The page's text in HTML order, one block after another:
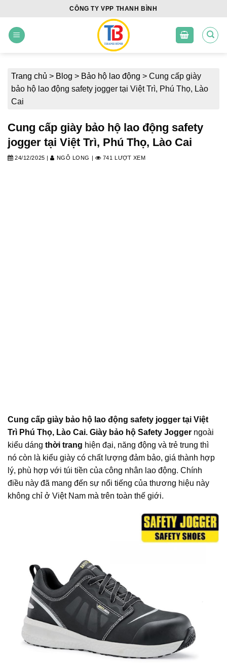
content
CÔNG TY VPP THANH BÌNH
Trang chủ > Blog > Bảo hộ lao động > Cung cấp giày
bảo hộ lao động safety jogger tại Việt Trì, Phú Thọ, Lào
Cai
Cung cấp giày bảo hộ lao động safety
jogger tại Việt Trì, Phú Thọ, Lào Cai
24/12/2025 | NGÔ LONG | 741 LƯỢT XEM
Cung cấp giày bảo hộ lao động safety jogger tại Việt
Trì Phú Thọ, Lào Cai. Giày bảo hộ Safety Jogger ngoài
kiểu dáng thời trang hiện đại, năng động và trẻ trung thì
nó còn là kiểu giày có chất lượng đảm bảo, giá thành hợp
lý, phù hợp với túi tiền của công nhân lao động. Chính
điều này đã mang đến sự nổi tiếng của thương hiệu này
không chỉ ở Việt Nam mà trên toàn thế giới.